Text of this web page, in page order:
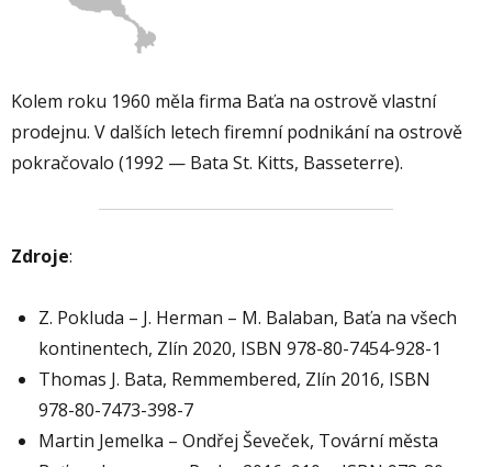
Kolem roku 1960 měla firma Baťa na ostrově vlastní
prodejnu. V dalších letech firemní podnikání na ostrově
pokračovalo (1992 — Bata St. Kitts, Basseterre).
Zdroje:
Z. Pokluda – J. Herman – M. Balaban, Baťa na všech
kontinentech, Zlín 2020, ISBN 978-80-7454-928-1
Thomas J. Bata, Remmembered, Zlín 2016, ISBN
978-80-7473-398-7
Martin Jemelka – Ondřej Ševeček, Tovární města